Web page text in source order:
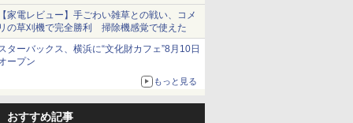
選無効分
家電レビュー】手ごわい雑草との戦い、コメ
の草刈機で完全勝利 掃除機感覚で使えた
ターバックス、横浜に“文化財カフェ”8月10日
ープン
もっと見る
おすすめ記事